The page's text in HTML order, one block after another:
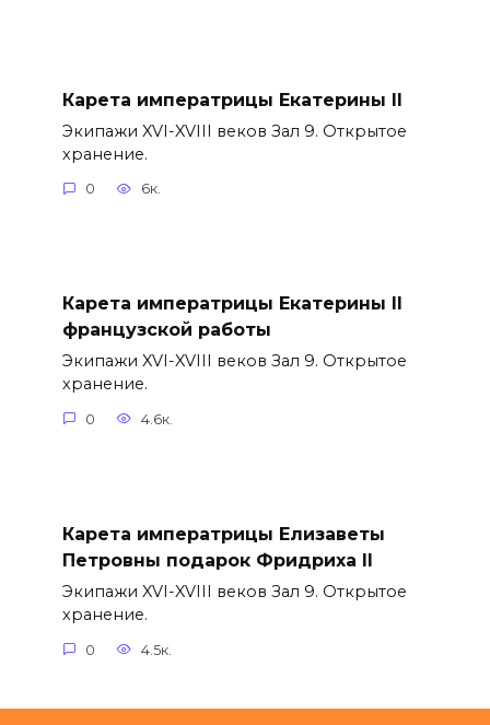
Карета императрицы Екатерины II
Экипажи XVI-XVIII веков Зал 9. Открытое
хранение.
0 6к.
Карета императрицы Екатерины II
французской работы
Экипажи XVI-XVIII веков Зал 9. Открытое
хранение.
0 4.6к.
Карета императрицы Елизаветы
Петровны подарок Фридриха II
Экипажи XVI-XVIII веков Зал 9. Открытое
хранение.
0 4.5к.